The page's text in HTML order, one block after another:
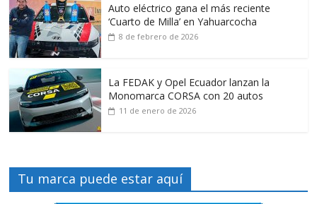
Auto eléctrico gana el más reciente
‘Cuarto de Milla’ en Yahuarcocha
8 de febrero de 2026
La FEDAK y Opel Ecuador lanzan la
Monomarca CORSA con 20 autos
11 de enero de 2026
Tu marca puede estar aquí